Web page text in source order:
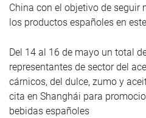
China con el objetivo de seguir
los productos españoles en
Del 14 al 16 de mayo un total
representantes de sector del
cárnicos, del dulce, zumo y
cita en Shanghái para
bebidas españoles